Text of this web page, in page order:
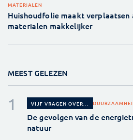
MATERIALEN
Huishoudfolie maakt
materialen makkelijker
MEEST GELEZEN
VIJF VRAGEN OVER...
De gevolgen van de
natuur